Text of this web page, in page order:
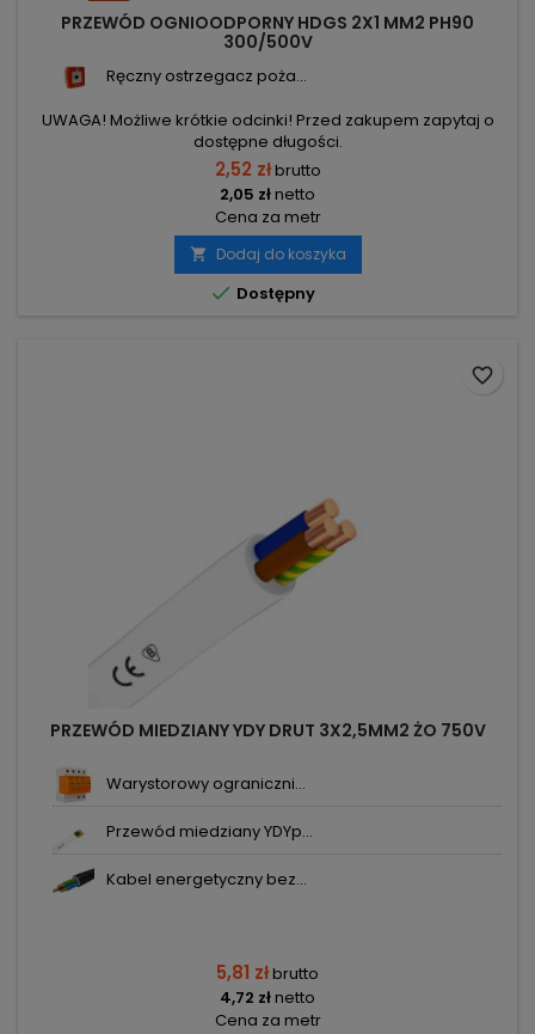
PRZEWÓD OGNIOODPORNY HDGS 2X1 MM2 PH90
300/500V
Ręczny ostrzegacz poża...
UWAGA! Możliwe krótkie odcinki! Przed zakupem zapytaj o
dostępne długości.
2,52 złbrutto
2,05 złnetto
Cena za metr
 Dodaj do koszyka
 Dostępny
PRZEWÓD MIEDZIANY YDY DRUT 3X2,5MM2 ŻO 750V
Warystorowy ograniczni...
Przewód miedziany YDYp...
Kabel energetyczny bez...
5,81 złbrutto
4,72 złnetto
Cena za metr
favorite_border